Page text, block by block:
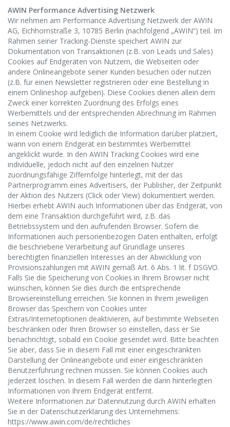
AWIN Performance Advertising Netzwerk
Wir nehmen am Performance Advertising Netzwerk der AWIN
AG, Eichhornstraße 3, 10785 Berlin (nachfolgend „AWIN“) teil. Im
Rahmen seiner Tracking-Dienste speichert AWIN zur
Dokumentation von Transaktionen (z.B. von Leads und Sales)
Cookies auf Endgeräten von Nutzern, die Webseiten oder
andere Onlineangebote seiner Kunden besuchen oder nutzen
(z.B. für einen Newsletter registrieren oder eine Bestellung in
einem Onlineshop aufgeben). Diese Cookies dienen allein dem
Zweck einer korrekten Zuordnung des Erfolgs eines
Werbemittels und der entsprechenden Abrechnung im Rahmen
seines Netzwerks.
In einem Cookie wird lediglich die Information darüber platziert,
wann von einem Endgerät ein bestimmtes Werbemittel
angeklickt wurde. In den AWIN Tracking Cookies wird eine
individuelle, jedoch nicht auf den einzelnen Nutzer
zuordnungsfähige Ziffernfolge hinterlegt, mit der das
Partnerprogramm eines Advertisers, der Publisher, der Zeitpunkt
der Aktion des Nutzers (Click oder View) dokumentiert werden.
Hierbei erhebt AWIN auch Informationen über das Endgerät, von
dem eine Transaktion durchgeführt wird, z.B. das
Betriebssystem und den aufrufenden Browser. Sofern die
Informationen auch personenbezogen Daten enthalten, erfolgt
die beschriebene Verarbeitung auf Grundlage unseres
berechtigten finanziellen Interesses an der Abwicklung von
Provisionszahlungen mit AWIN gemäß Art. 6 Abs. 1 lit. f DSGVO.
Falls Sie die Speicherung von Cookies in Ihrem Browser nicht
wünschen, können Sie dies durch die entsprechende
Browsereinstellung erreichen. Sie können in Ihrem jeweiligen
Browser das Speichern von Cookies unter
Extras/Internetoptionen deaktivieren, auf bestimmte Webseiten
beschränken oder Ihren Browser so einstellen, dass er Sie
benachrichtigt, sobald ein Cookie gesendet wird. Bitte beachten
Sie aber, dass Sie in diesem Fall mit einer eingeschränkten
Darstellung der Onlineangebote und einer eingeschränkten
Benutzerführung rechnen müssen. Sie können Cookies auch
jederzeit löschen. In diesem Fall werden die darin hinterlegten
Informationen von Ihrem Endgerät entfernt.
Weitere Informationen zur Datennutzung durch AWIN erhalten
Sie in der Datenschutzerklärung des Unternehmens:
https://www.awin.com/de/rechtliches